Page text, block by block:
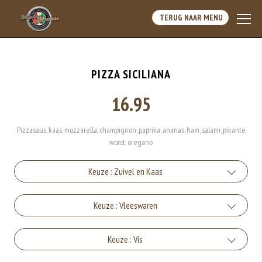
TERUG NAAR MENU
PIZZA SICILIANA
16.95
Pizzasaus, kaas, mozzarella, champignon, paprika, ananas, ham, salami, pikante
worst, oregano
Keuze : Zuivel en Kaas
Kaas
+€1.50
Mozzarella
Keuze : Vleeswaren
Ham
Keuze : Vis